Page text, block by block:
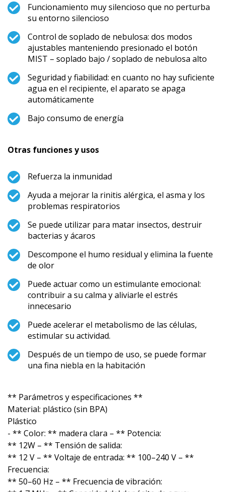
Funcionamiento muy silencioso que no perturba
su entorno silencioso
Control de soplado de nebulosa: dos modos
ajustables manteniendo presionado el botón
MIST – soplado bajo / soplado de nebulosa alto
Seguridad y fiabilidad: en cuanto no hay suficiente
agua en el recipiente, el aparato se apaga
automáticamente
Bajo consumo de energía
Otras funciones y usos
Refuerza la inmunidad
Ayuda a mejorar la rinitis alérgica, el asma y los
problemas respiratorios
Se puede utilizar para matar insectos, destruir
bacterias y ácaros
Descompone el humo residual y elimina la fuente
de olor
Puede actuar como un estimulante emocional:
contribuir a su calma y aliviarle el estrés
innecesario
Puede acelerar el metabolismo de las células,
estimular su actividad.
Después de un tiempo de uso, se puede formar
una fina niebla en la habitación
** Parámetros y especificaciones **
Material: plástico (sin BPA)
Plástico
- ** Color: ** madera clara – ** Potencia:
** 12W – ** Tensión de salida:
** 12 V – ** Voltaje de entrada: ** 100–240 V – **
Frecuencia:
** 50–60 Hz – ** Frecuencia de vibración: